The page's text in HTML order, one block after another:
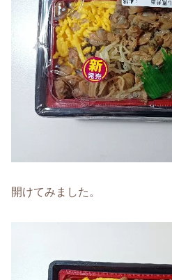
開けてみました。